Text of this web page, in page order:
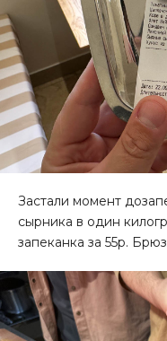
Застали момент
сырника в один
запеканка за 55р.